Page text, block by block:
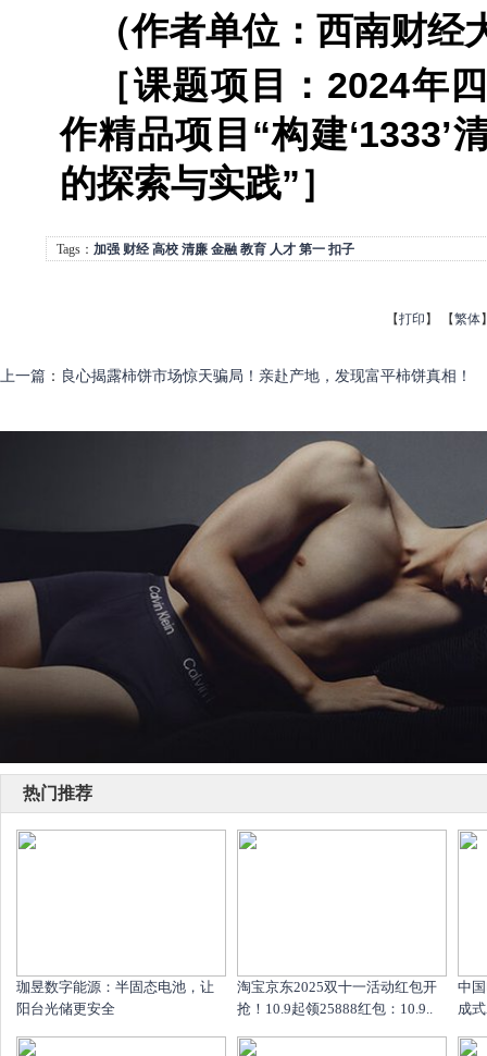
（作者单位：西南财经
［课题项目： 2024年
作精品项目“构建‘1333’
的探索与实践”］
Tags： 加强 财经 高校 清廉 金融 教育 人才 第一 扣子
【打印 】 【繁体
上一篇 ： 良心揭露柿饼市场惊天骗局！亲赴产地，发现富平柿饼真相！
热门推荐
珈昱数字能源：半固态电池，让
阳台光储更安全
淘宝京东2025双十一活动红包开
抢！10.9起领25888红包：10.9..
中
成